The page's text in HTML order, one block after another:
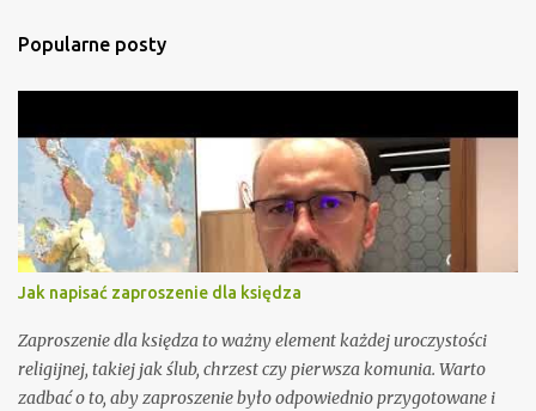
z
e
Popularne posty
Jak napisać zaproszenie dla księdza
Zaproszenie dla księdza to ważny element każdej uroczystości
religijnej, takiej jak ślub, chrzest czy pierwsza komunia. Warto
zadbać o to, aby zaproszenie było odpowiednio przygotowane i